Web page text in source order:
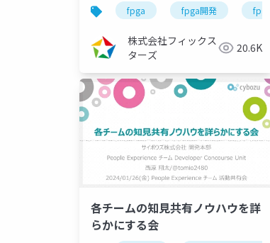
fpga fpga開発
株式会社フィックス
ターズ
20.6K
各チームの知見共有ノウハウを詳
らかにする会